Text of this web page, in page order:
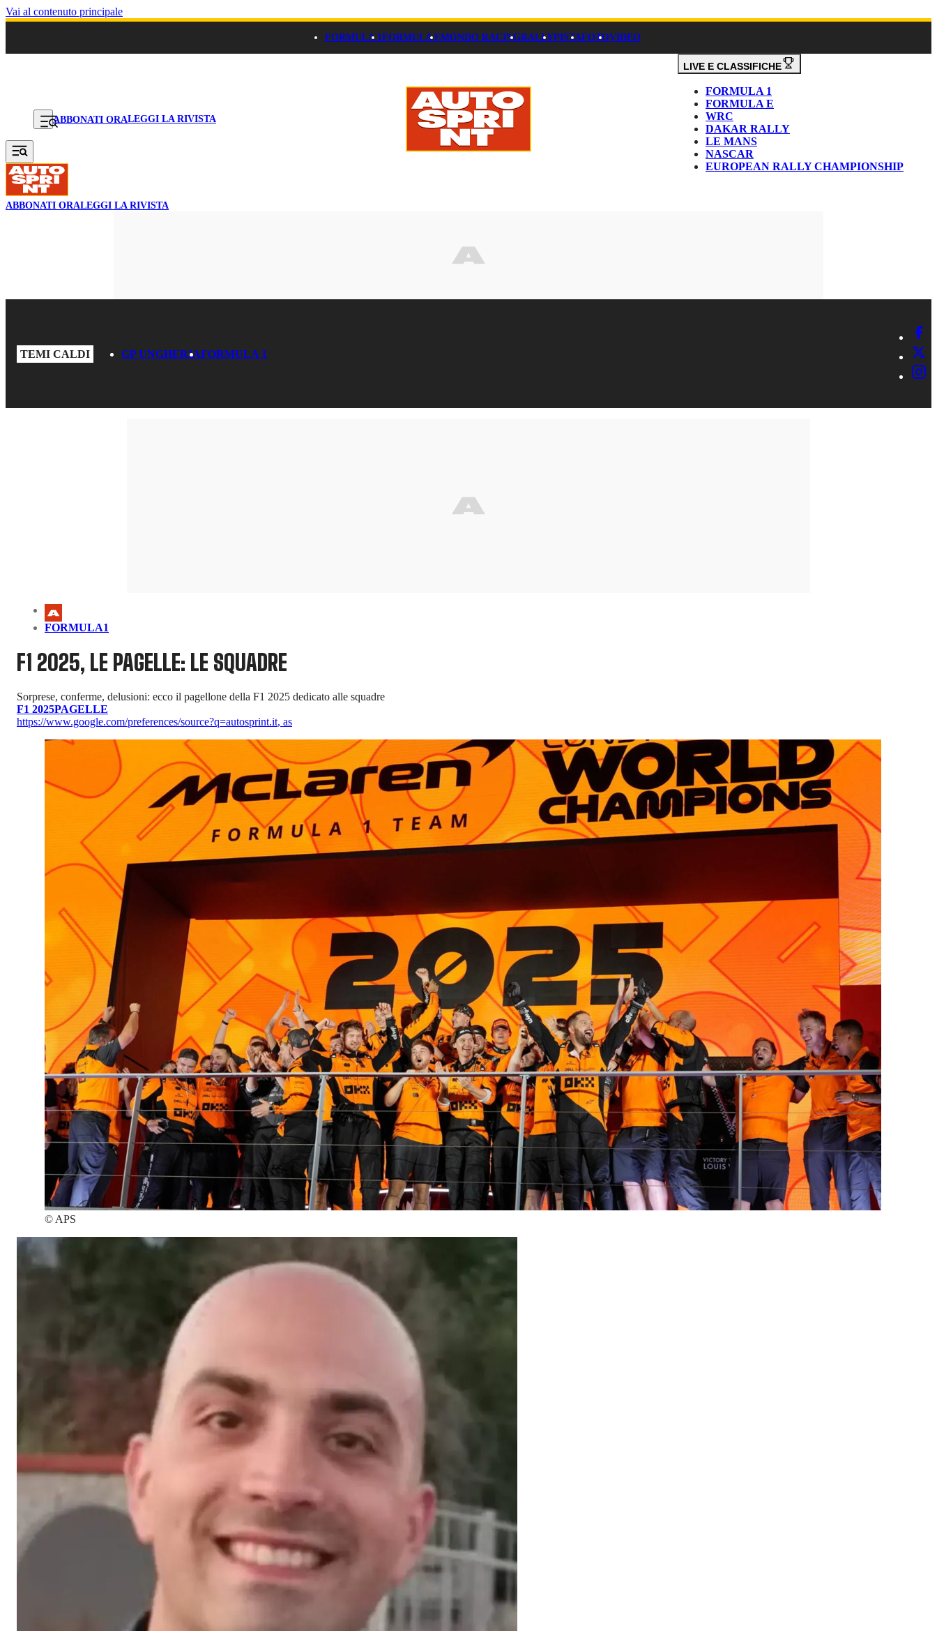
Vai al contenuto principale
FORMULA 1FORMULA EMONDO RACINGRALLYPISTAFOTOVIDEO
ABBONATI ORALEGGI LA RIVISTA
LIVE E CLASSIFICHE
FORMULA 1
FORMULA E
WRC
DAKAR RALLY
LE MANS
NASCAR
EUROPEAN RALLY CHAMPIONSHIP
ABBONATI ORALEGGI LA RIVISTA
TEMI CALDI GP UNGHERIAFORMULA 1
FORMULA1
F1 2025, LE PAGELLE: LE SQUADRE
Sorprese, conferme, delusioni: ecco il pagellone della F1 2025 dedicato alle squadre
F1 2025PAGELLE
https://www.google.com/preferences/source?q=autosprint.it, as
© APS